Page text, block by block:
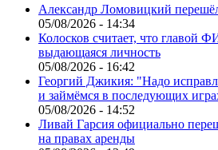
Александр Ломовицкий
05/08/2026 - 14:34
Колосков считает, что главой
выдающаяся личность
05/08/2026 - 16:42
Георгий Джикия: "Надо
и займёмся в последующих
05/08/2026 - 14:52
Ливай Гарсия официально
на правах аренды